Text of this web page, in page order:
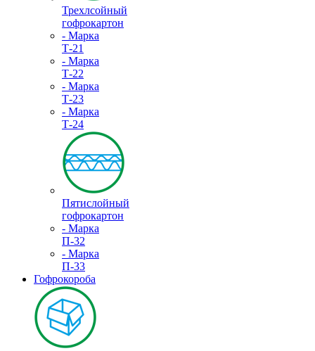
Трехлсойный
гофрокартон
- Марка
Т-21
- Марка
Т-22
- Марка
Т-23
- Марка
Т-24
Пятислойный
гофрокартон
- Марка
П-32
- Марка
П-33
Гофрокороба